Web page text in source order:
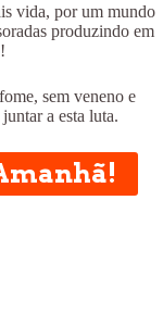
vida, por um mundo
produzindo em
sem veneno e
a esta luta.